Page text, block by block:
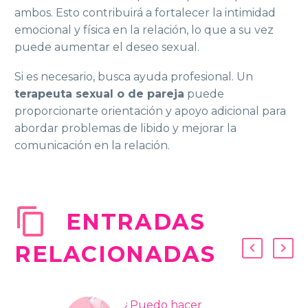
ambos. Esto contribuirá a fortalecer la intimidad
emocional y física en la relación, lo que a su vez
puede aumentar el deseo sexual.
Si es necesario, busca ayuda profesional. Un
terapeuta sexual o de pareja puede
proporcionarte orientación y apoyo adicional para
abordar problemas de libido y mejorar la
comunicación en la relación.
ENTRADAS
RELACIONADAS
¿Puedo hacer